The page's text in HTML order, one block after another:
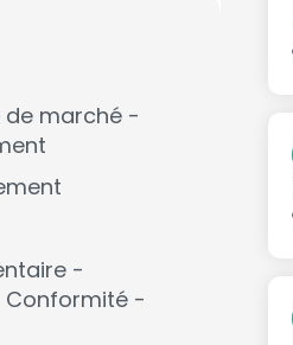
de marché -
-
Conformité -